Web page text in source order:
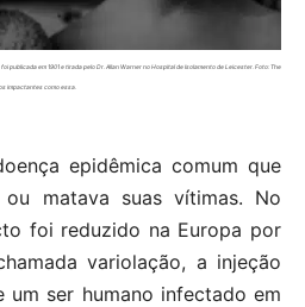
publicada em 1901 e tirada pelo Dr. Allan Warner no Hospital de Isolamento de Leicester. Foto: The
impactantes como essa.
epidêmica comum que
matava suas vítimas. No
foi reduzido na Europa por
variolação, a injeção
ser humano infectado em